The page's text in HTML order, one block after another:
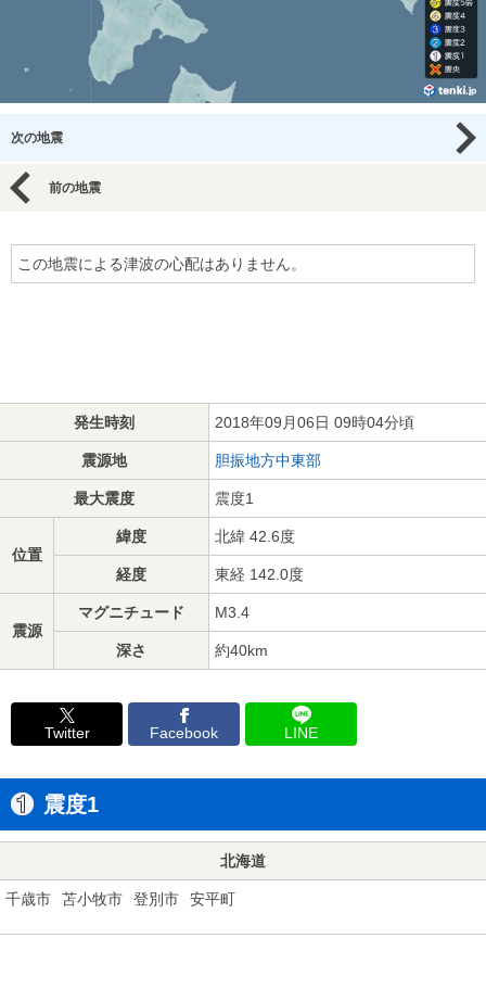
次の地震
前の地震
この地震による津波の心配はありません。
発生時刻 2018年09月06日 09時04分頃
震源地 胆振地方中東部
最大震度 震度1
位置
緯度 北緯 42.6度
経度 東経 142.0度
震源
マグニチュード M3.4
深さ 約40km
Twitter Facebook LINE
震度1
北海道
千歳市 苫小牧市 登別市 安平町